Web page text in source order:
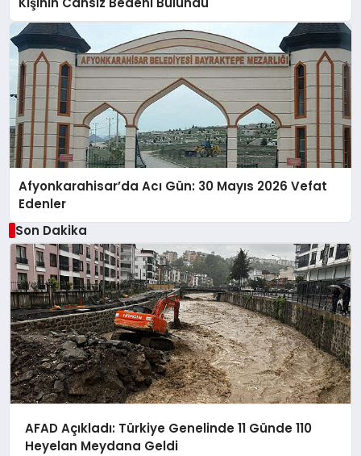
Afyonkarahisar’da Acı Gün: 30 Mayıs 2026 Vefat
Edenler
Son Dakika
AFAD Açıkladı: Türkiye Genelinde 11 Günde 110
Heyelan Meydana Geldi